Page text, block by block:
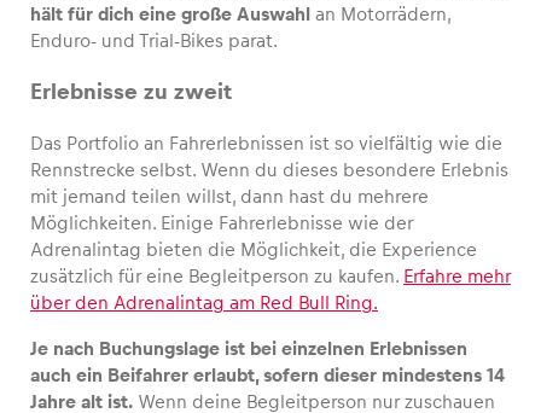
hält für dich eine große Auswahl an Motorrädern,
Enduro- und Trial-Bikes parat.
Erlebnisse zu zweit
Das Portfolio an Fahrerlebnissen ist so vielfältig wie die
Rennstrecke selbst. Wenn du dieses besondere Erlebnis
mit jemand teilen willst, dann hast du mehrere
Möglichkeiten. Einige Fahrerlebnisse wie der
Adrenalintag bieten die Möglichkeit, die Experience
zusätzlich für eine Begleitperson zu kaufen. Erfahre mehr
über den Adrenalintag am Red Bull Ring.
Je nach Buchungslage ist bei einzelnen Erlebnissen
auch ein Beifahrer erlaubt, sofern dieser mindestens 14
Jahre alt ist. Wenn deine Begleitperson nur zuschauen